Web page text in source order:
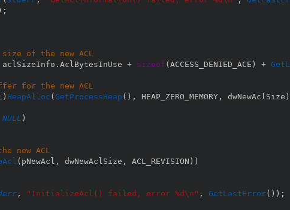
) ;
of the new ACL
aclSizeInfo . AclBytesInUse + sizeof ( ACCESS_DENIED_ACE ) +
for the new ACL
) HeapAlloc ( GetProcessHeap ( ) , HEAP_ZERO_MEMORY , dwNewAclSize )
NULL )
new ACL
( pNewAcl , dwNewAclSize , ACL_REVISION ) )
, "InitializeAcl() failed, error %d\n" , GetLastError( ) ) ;